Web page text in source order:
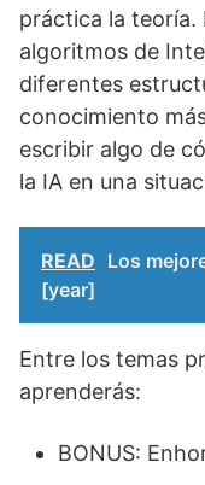
práctica la
algoritmos de
diferentes
conocimiento
escribir algo de
la IA en una
READ Los
[year]
Entre los temas
aprenderás:
BONUS: